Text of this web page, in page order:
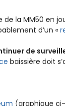
de la MM50 en
d’un «
de
baissière doit
(graphique